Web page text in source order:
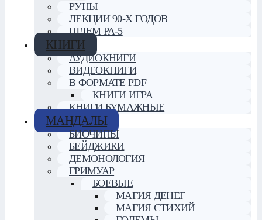
РУНЫ
ЛЕКЦИИ 90-Х ГОДОВ
ШЛЕМ РА-5
КНИГИ
АУДИОКНИГИ
ВИДЕОКНИГИ
В ФОРМАТЕ PDF
КНИГИ ИГРА
КНИГИ БУМАЖНЫЕ
МАНДАЛЫ
БИОЧИПЫ
БЕЙДЖИКИ
ДЕМОНОЛОГИЯ
ГРИМУАР
БОЕВЫЕ
МАГИЯ ДЕНЕГ
МАГИЯ СТИХИЙ